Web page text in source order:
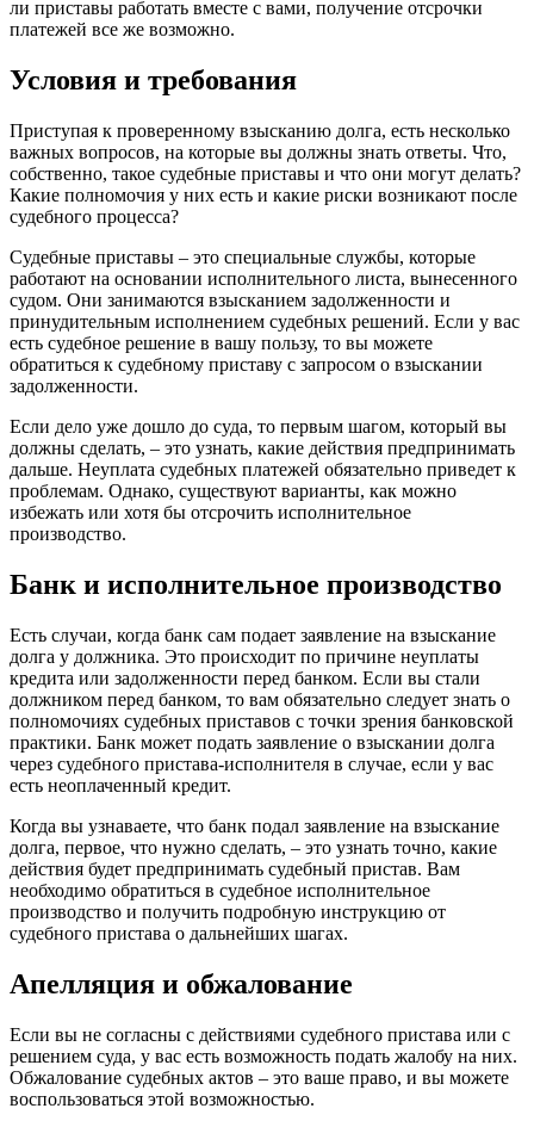
ли приставы работать вместе с вами, получение отсрочки
платежей все же возможно.
Условия и требования
Приступая к проверенному взысканию долга, есть несколько
важных вопросов, на которые вы должны знать ответы. Что,
собственно, такое судебные приставы и что они могут делать?
Какие полномочия у них есть и какие риски возникают после
судебного процесса?
Судебные приставы – это специальные службы, которые
работают на основании исполнительного листа, вынесенного
судом. Они занимаются взысканием задолженности и
принудительным исполнением судебных решений. Если у вас
есть судебное решение в вашу пользу, то вы можете
обратиться к судебному приставу с запросом о взыскании
задолженности.
Если дело уже дошло до суда, то первым шагом, который вы
должны сделать, – это узнать, какие действия предпринимать
дальше. Неуплата судебных платежей обязательно приведет к
проблемам. Однако, существуют варианты, как можно
избежать или хотя бы отсрочить исполнительное
производство.
Банк и исполнительное производство
Есть случаи, когда банк сам подает заявление на взыскание
долга у должника. Это происходит по причине неуплаты
кредита или задолженности перед банком. Если вы стали
должником перед банком, то вам обязательно следует знать о
полномочиях судебных приставов с точки зрения банковской
практики. Банк может подать заявление о взыскании долга
через судебного пристава-исполнителя в случае, если у вас
есть неоплаченный кредит.
Когда вы узнаваете, что банк подал заявление на взыскание
долга, первое, что нужно сделать, – это узнать точно, какие
действия будет предпринимать судебный пристав. Вам
необходимо обратиться в судебное исполнительное
производство и получить подробную инструкцию от
судебного пристава о дальнейших шагах.
Апелляция и обжалование
Если вы не согласны с действиями судебного пристава или с
решением суда, у вас есть возможность подать жалобу на них.
Обжалование судебных актов – это ваше право, и вы можете
воспользоваться этой возможностью.